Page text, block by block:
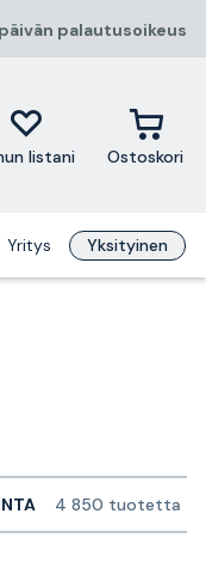
palautusoikeus
listani Ostoskori
Yritys Yksityinen
4 850 tuotetta